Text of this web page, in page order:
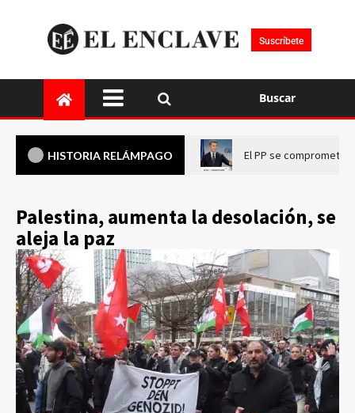
Suscríbete
Buscar
HISTORIA RELÁMPAGO El PP se compromete
Palestina, aumenta la desolación, se
aleja la paz